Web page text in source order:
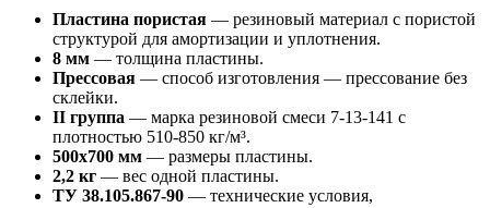
Пластина пористая — резиновый материал с пористой
структурой для амортизации и уплотнения.
8 мм — толщина пластины.
Прессовая — способ изготовления — прессование без
склейки.
II группа — марка резиновой смеси 7-13-141 с
плотностью 510-850 кг/м³.
500х700 мм — размеры пластины.
2,2 кг — вес одной пластины.
ТУ 38.105.867-90 — технические условия,